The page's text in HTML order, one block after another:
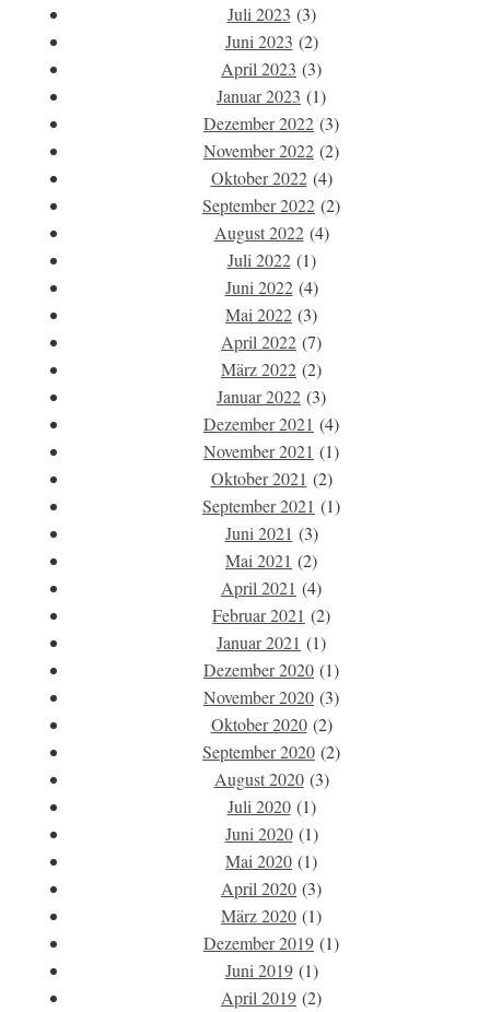
Juli 2023 (3)
Juni 2023 (2)
April 2023 (3)
Januar 2023 (1)
Dezember 2022 (3)
November 2022 (2)
Oktober 2022(4)
September 2022 (2)
August 2022(4)
Juli 2022(1)
Juni 2022(4)
Mai 2022 (3)
April 2022 (7)
März 2022 (2)
Januar 2022 (3)
Dezember 2021 (4)
November 2021 (1)
Oktober 2021 (2)
September 2021 (1)
Juni 2021 (3)
Mai 2021 (2)
April 2021 (4)
Februar 2021 (2)
Januar 2021 (1)
Dezember 2020 (1)
November 2020 (3)
Oktober 2020(2)
September 2020 (2)
August 2020(3)
Juli 2020(1)
Juni 2020(1)
Mai 2020 (1)
April 2020 (3)
März 2020 (1)
Dezember 2019 (1)
Juni 2019(1)
April 2019 (2)